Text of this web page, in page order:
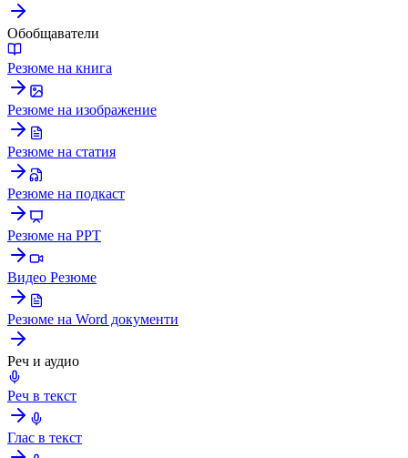
Обобщаватели
Резюме на книга
Резюме на изображение
Резюме на статия
Резюме на подкаст
Резюме на PPT
Видео Резюме
Резюме на Word документи
Реч и аудио
Реч в текст
Глас в текст